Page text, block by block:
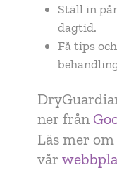
Ställ in
dagtid.
Få tips
ner från
Läs mer
vår